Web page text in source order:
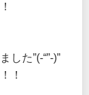
た”(-“”-)”
！